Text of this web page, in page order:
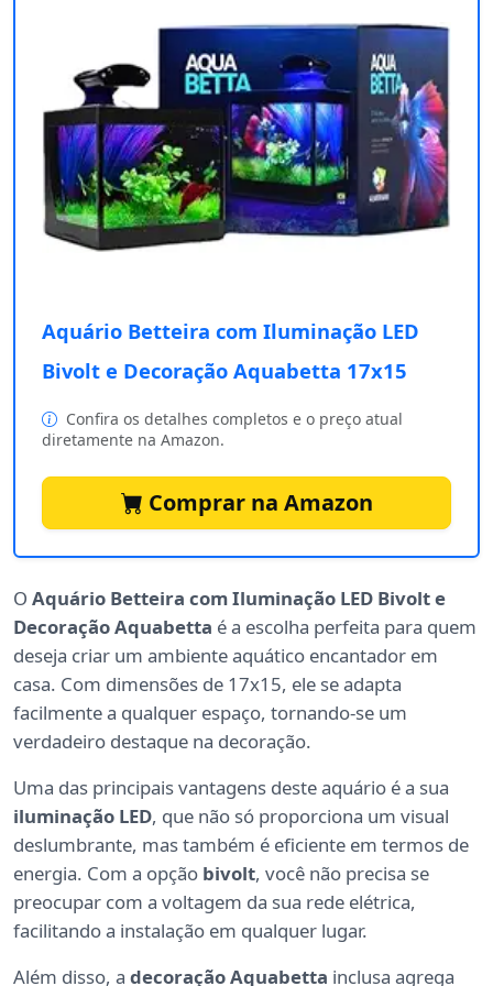
Aquário Betteira com Iluminação LED
Bivolt e Decoração Aquabetta 17x15
Confira os detalhes completos e o preço atual
diretamente na Amazon.
Comprar na Amazon
O Aquário Betteira com Iluminação LED Bivolt e
Decoração Aquabetta é a escolha perfeita para quem
deseja criar um ambiente aquático encantador em
casa. Com dimensões de 17x15, ele se adapta
facilmente a qualquer espaço, tornando-se um
verdadeiro destaque na decoração.
Uma das principais vantagens deste aquário é a sua
iluminação LED, que não só proporciona um visual
deslumbrante, mas também é eficiente em termos de
energia. Com a opção bivolt, você não precisa se
preocupar com a voltagem da sua rede elétrica,
facilitando a instalação em qualquer lugar.
Além disso, a decoração Aquabetta inclusa agrega